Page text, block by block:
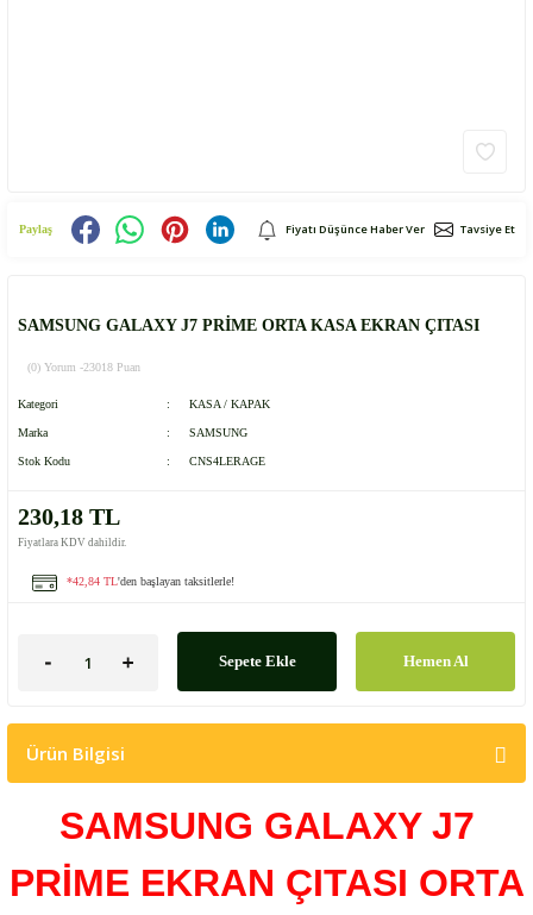
Paylaş Fiyatı Düşünce Haber Ver Tavsiye Et
SAMSUNG GALAXY J7 PRİME ORTA KASA EKRAN ÇITASI
(0) Yorum -23018 Puan
Kategori KASA / KAPAK
Marka SAMSUNG
Stok Kodu CNS4LERAGE
230,18 TL
Fiyatlara KDV dahildir.
*42,84 TL'den başlayan taksitlerle!
Sepete Ekle Hemen Al
Ürün Bilgisi
SAMSUNG GALAXY J7
PRİME EKRAN ÇITASI ORTA